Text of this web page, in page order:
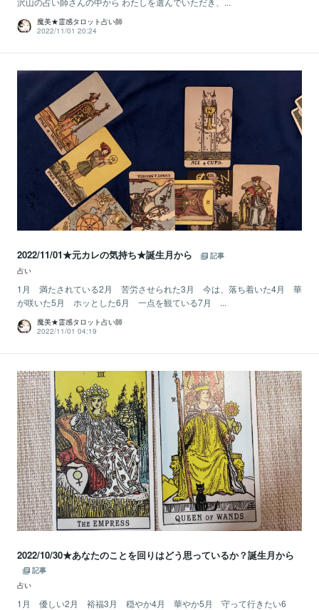
魔美★霊感タロット占い師
2022/11/01 20:24
2022/11/01★元カレの気持ち★誕生月から
記事
占い
1月 満たされている2月 苦労させられた3月 今は、落ち着いた4月 華
が咲いた5月 ホッとした6月 一点を観ている7月 ...
魔美★霊感タロット占い師
2022/11/01 04:19
2022/10/30★あなたのことを回りはどう思っているか？誕生月から
記事
占い
1月 優しい2月 裕福3月 穏やか4月 華やか5月 守って行きたい6